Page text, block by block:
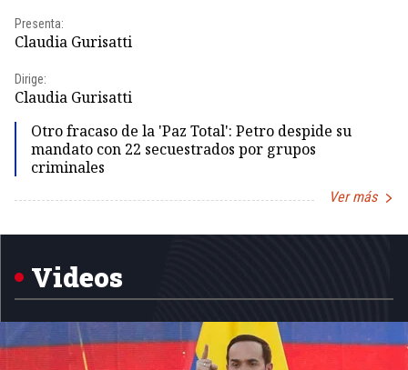
Presenta:
Claudia Gurisatti
Dirige:
Claudia Gurisatti
Otro fracaso de la 'Paz Total': Petro despide su
mandato con 22 secuestrados por grupos
criminales
Ver más
1
Videos